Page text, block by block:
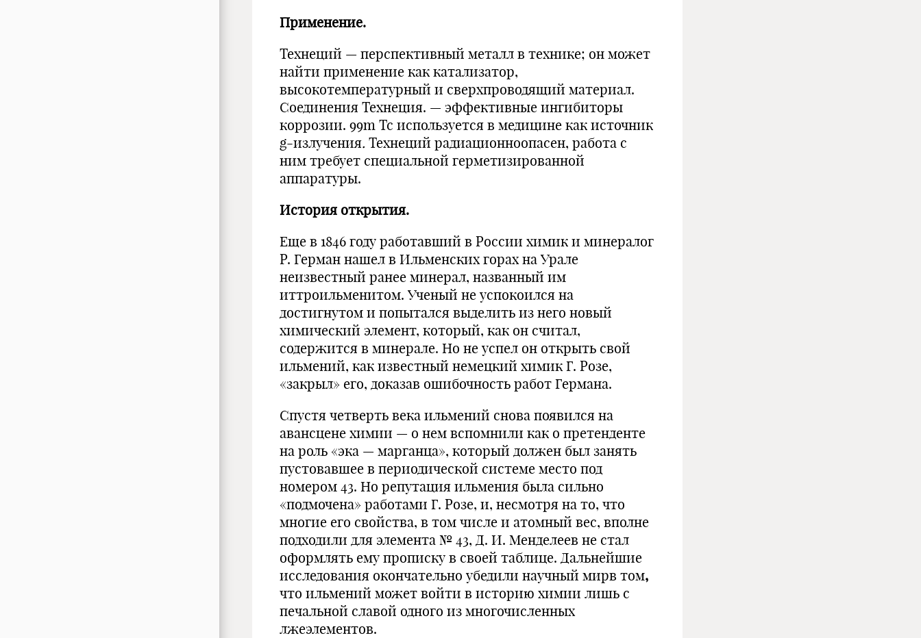
Применение.
Технеций — перспективный металл в технике; он может
найти применение как катализатор,
высокотемпературный и сверхпроводящий материал.
Соединения Технеция. — эффективные ингибиторы
коррозии. 99m Tc используется в медицине как источник
g-излучения. Технеций радиационноопасен, работа с
ним требует специальной герметизированной
аппаратуры.
История открытия.
Еще в 1846 году работавший в России химик и минералог
Р. Герман нашел в Ильменских горах на Урале
неизвестный ранее минерал, названный им
иттроильменитом. Ученый не успокоился на
достигнутом и попытался выделить из него новый
химический элемент, который, как он считал,
содержится в минерале. Но не успел он открыть свой
ильмений, как известный немецкий химик Г. Розе,
«закрыл» его, доказав ошибочность работ Германа.
Спустя четверть века ильмений снова появился на
авансцене химии — о нем вспомнили как о претенденте
на роль «эка — марганца», который должен был занять
пустовавшее в периодической системе место под
номером 43. Но репутация ильмения была сильно
«подмочена» работами Г. Розе, и, несмотря на то, что
многие его свойства, в том числе и атомный вес, вполне
подходили для элемента № 43, Д. И. Менделеев не стал
оформлять ему прописку в своей таблице. Дальнейшие
исследования окончательно убедили научный мирв том,
что ильмений может войти в историю химии лишь с
печальной славой одного из многочисленных
лжеэлементов.